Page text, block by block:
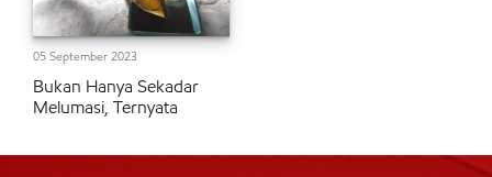
05 September 2023
Bukan Hanya Sekadar
Melumasi, Ternyata